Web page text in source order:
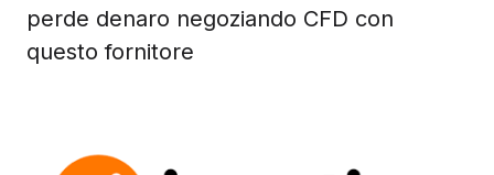
perde denaro negoziando CFD con
questo fornitore